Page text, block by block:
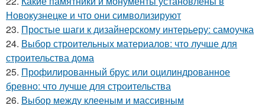
Новокузнецке и что они символизируют
23. Простые шаги к дизайнерскому интерьеру: самоучка
24. Выбор строительных материалов: что лучше для
строительства дома
25. Профилированный брус или оцилиндрованное
бревно: что лучше для строительства
26. Выбор между клееным и массивным